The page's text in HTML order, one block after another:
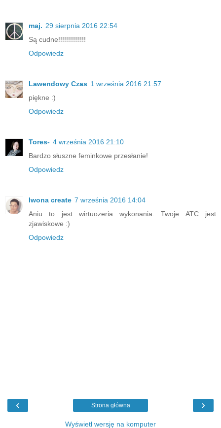
maj. 29 sierpnia 2016 22:54
Są cudne!!!!!!!!!!!!!!
Odpowiedz
Lawendowy Czas 1 września 2016 21:57
piękne :)
Odpowiedz
Tores- 4 września 2016 21:10
Bardzo słuszne feminkowe przesłanie!
Odpowiedz
Iwona create 7 września 2016 14:04
Aniu to jest wirtuozeria wykonania. Twoje ATC jest
zjawiskowe :)
Odpowiedz
‹ ›
Strona główna
Wyświetl wersję na komputer